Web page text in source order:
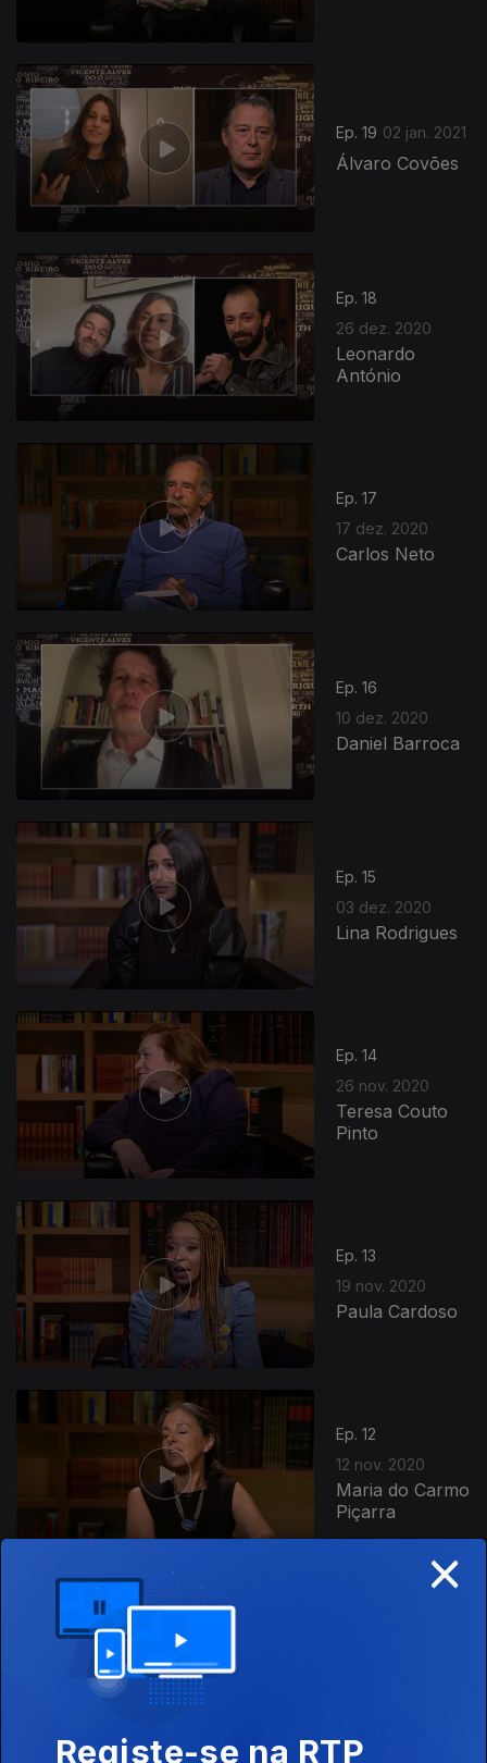
Ep. 19 02 jan. 2021
Álvaro Covões
Ep. 18
26 dez. 2020
Leonardo
António
Ep. 17
17 dez. 2020
Carlos Neto
Ep. 16
10 dez. 2020
Daniel Barroca
Ep. 15
03 dez. 2020
Lina Rodrigues
Ep. 14
26 nov. 2020
Teresa Couto
Pinto
Ep. 13
19 nov. 2020
Paula Cardoso
Ep. 12
12 nov. 2020
Maria do Carmo
Piçarra
462975 ×
Registe-se na RTP